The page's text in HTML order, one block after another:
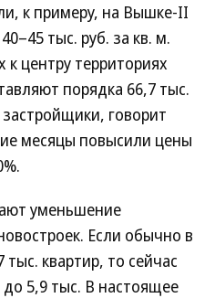
к примеру, на Вышке-II
тыс. руб. за кв. м.
центру территориях
порядка 66,7 тыс.
говорит
месяцы повысили цены
уменьшение
Если обычно в
квартир, то сейчас
5,9 тыс. В настоящее